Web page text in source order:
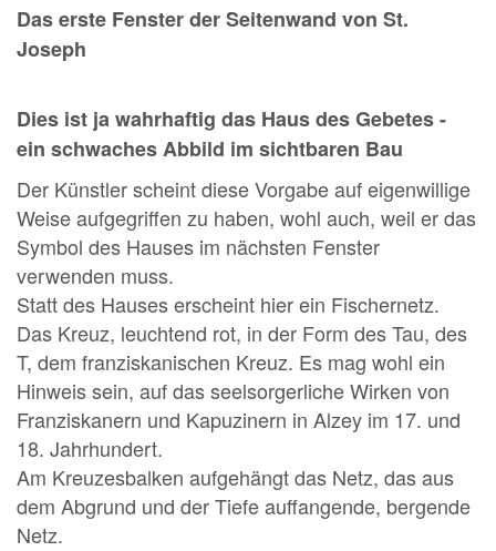
Das erste Fenster der Seitenwand von St.
Joseph
Dies ist ja wahrhaftig das Haus des Gebetes -
ein schwaches Abbild im sichtbaren Bau
Der Künstler scheint diese Vorgabe auf eigenwillige
Weise aufgegriffen zu haben, wohl auch, weil er das
Symbol des Hauses im nächsten Fenster
verwenden muss.
Statt des Hauses erscheint hier ein Fischernetz.
Das Kreuz, leuchtend rot, in der Form des Tau, des
T, dem franziskanischen Kreuz. Es mag wohl ein
Hinweis sein, auf das seelsorgerliche Wirken von
Franziskanern und Kapuzinern in Alzey im 17. und
18. Jahrhundert.
Am Kreuzesbalken aufgehängt das Netz, das aus
dem Abgrund und der Tiefe auffangende, bergende
Netz.